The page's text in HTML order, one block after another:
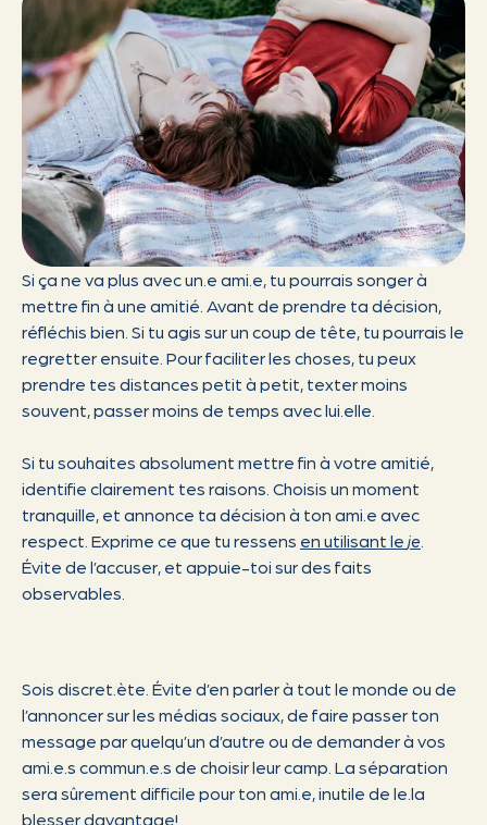
Si ça ne va plus avec un.e ami.e, tu pourrais songer à
mettre fin à une amitié. Avant de prendre ta décision,
réfléchis bien. Si tu agis sur un coup de tête, tu pourrais le
regretter ensuite. Pour faciliter les choses, tu peux
prendre tes distances petit à petit, texter moins
souvent, passer moins de temps avec lui.elle.
Si tu souhaites absolument mettre fin à votre amitié,
identifie clairement tes raisons. Choisis un moment
tranquille, et annonce ta décision à ton ami.e avec
respect. Exprime ce que tu ressens en utilisant le je
Évite de l’accuser, et appuie-toi sur des faits
observables.
Sois discret.ète. Évite d’en parler à tout le monde ou de
l’annoncer sur les médias sociaux, de faire passer ton
message par quelqu’un d’autre ou de demander à vos
ami.e.s commun.e.s de choisir leur camp. La séparation
sera sûrement difficile pour ton ami.e, inutile de le.la
blesser davantage!